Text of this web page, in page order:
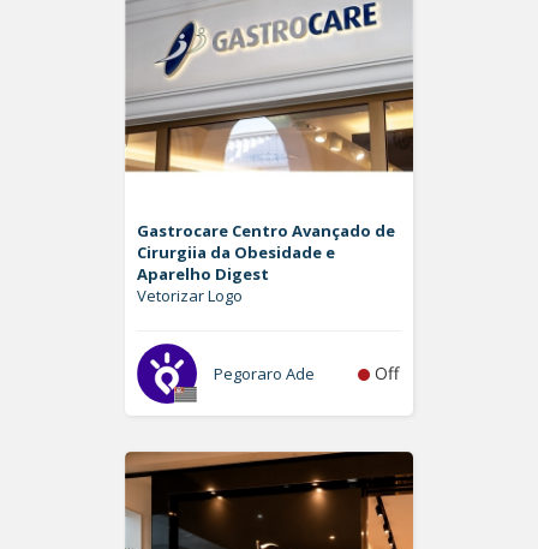
Gastrocare Centro Avançado de
Cirurgiia da Obesidade e
Aparelho Digest
Vetorizar Logo
Pegoraro Ade Off